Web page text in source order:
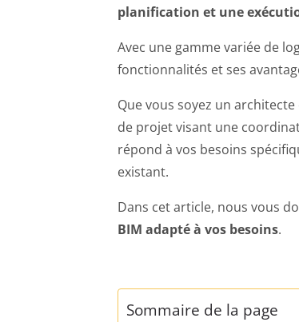
planification et une
Avec une gamme variée de
fonctionnalités et ses
Que vous soyez un
de projet visant une
répond à vos besoins
existant.
Dans cet article, nous vous
BIM adapté à vos besoins.
Sommaire de la page